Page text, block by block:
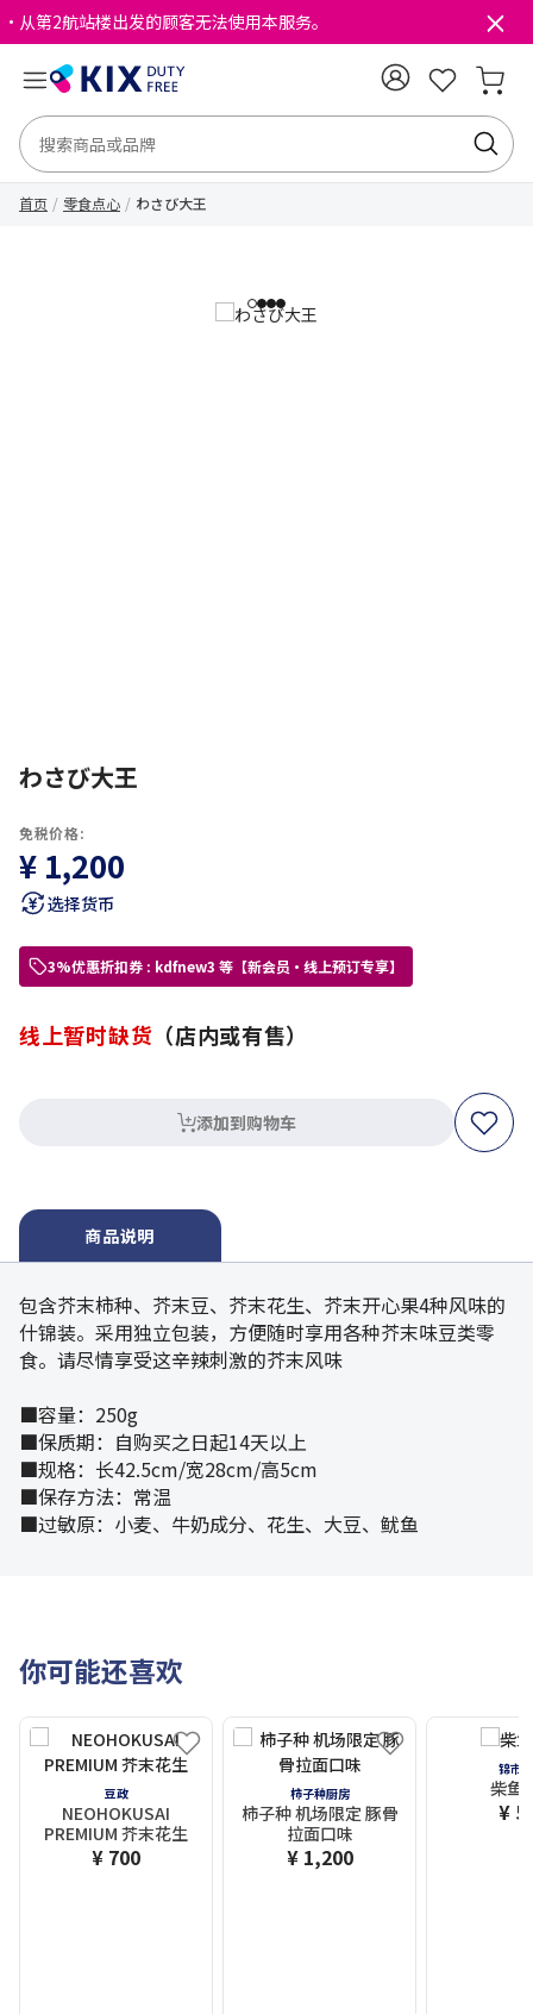
・从第2航站楼出发的顾客无法使用本服务。
首页 零食点心 わさび大王
1234
わさび大王
免税价格:
¥ 1,200
选择货币
3%优惠折扣券 : kdfnew3 等【新会员・线上预订专享】
线上暂时缺货 （店内或有售）
添加到购物车
商品说明
包含芥末柿种、芥末豆、芥末花生、芥末开心果4种风味的
什锦装。采用独立包装，方便随时享用各种芥末味豆类零
食。请尽情享受这辛辣刺激的芥末风味
■容量：250g
■保质期：自购买之日起14天以上
■规格：长42.5cm/宽28cm/高5cm
■保存方法：常温
■过敏原：小麦、牛奶成分、花生、大豆、鱿鱼
你可能还喜欢
豆政
NEOHOKUSAI
PREMIUM 芥末花生
¥ 700
柿子种厨房
柿子种 机场限定 豚骨
拉面口味
¥ 1,200
锦市
柴鱼
¥